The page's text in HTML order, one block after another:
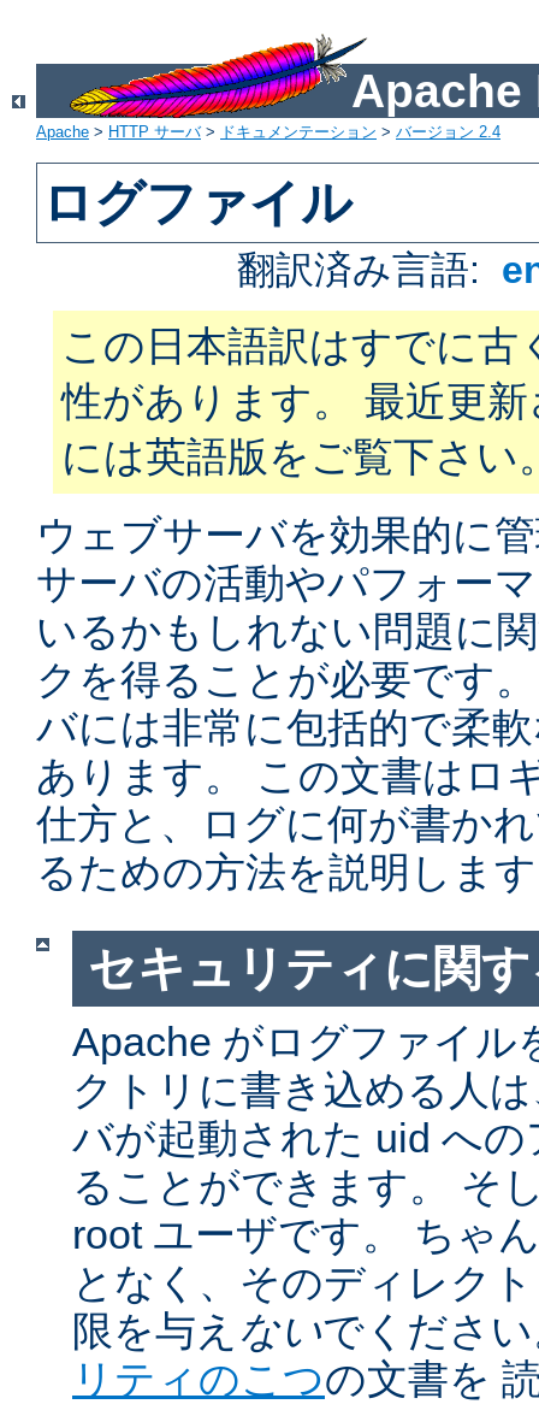
Apache
Apache > HTTP サーバ> ドキュメンテーション > バージョン 2.4
ログファイル
翻訳済み言語:
この日本語訳はすでに古
性があります。 最近更
には英語版をご覧下さい
ウェブサーバを効果的に
サーバの活動やパフォー
いるかもしれない問題に
クを得ることが必要です
バには非常に包括的で柔
あります。 この文書はロ
仕方と、ログに何が書か
るための方法を説明しま
セキュリティに関
Apache がログファイル
クトリに書き込める人
バが起動された uid へ
ることができます。 そ
root ユーザです。 ちゃ
となく、そのディレク
限を与え ないでくださ
リティのこつの文書を